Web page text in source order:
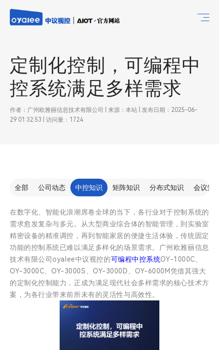
定制化控制，可编程中
控系统满足多样需求​
作者：广州欧雅丽信息技术有限公司 | 来源：本站 | 发布日期：2025-06-
29 01:32:53 | 访问量：1724
全部 公司动态 中控知识 矩阵知识 分布式知识 会议知
在数字化、智能化浪潮席卷全球的当下，各行业对于控制系统的
需求愈发复杂与多元。从大型商业综合体的智能管理，到实验室
精密设备的精准调控，再到智能家居的便捷生活体验，传统固定
功能的控制系统已难以满足多样化的场景需求。广州欧雅丽信息
技术有限公司oyalee中议视控的可编程中控系统OY-1000C、
OY-3000C、OY-3000S、OY-3000D、OY-6000M凭借其强大
的定制化控制能力，正成为满足现代社会多样需求的核心技术方
案，为各行业带来前所未有的灵活性与高效性。